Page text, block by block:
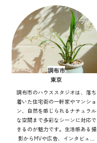
調布市
東京
調布市のハウススタジオは、落ち
着いた住宅街の一軒家やマンショ
ン、自然を感じられるナチュラル
な空間まで多彩なシーンに対応で
きるのが魅力です。生活感ある撮
影からMVや広告、インタビュー